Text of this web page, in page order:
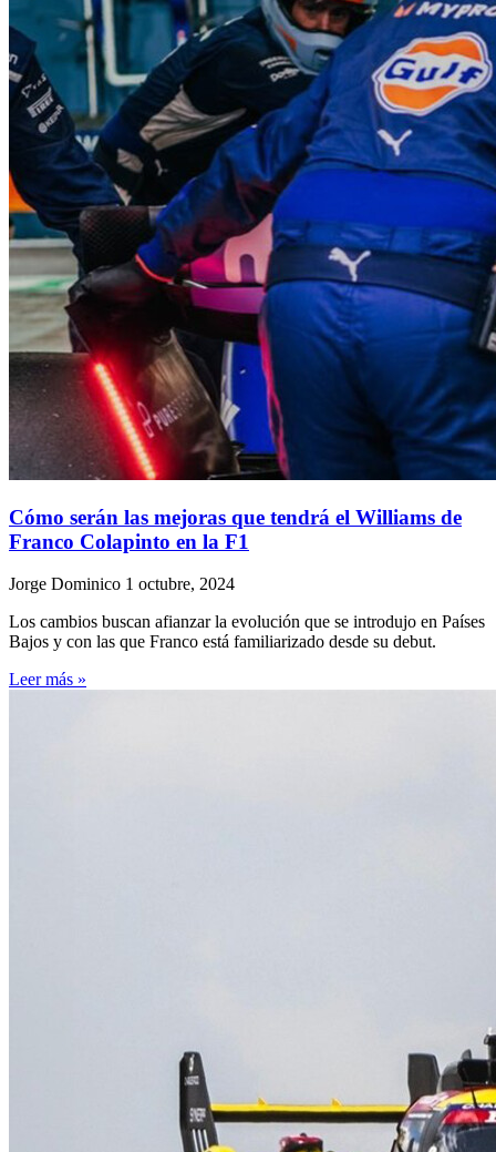
Cómo serán las mejoras que tendrá el Williams de
Franco Colapinto en la F1
Jorge Dominico 1 octubre, 2024
Los cambios buscan afianzar la evolución que se introdujo en Países
Bajos y con las que Franco está familiarizado desde su debut.
Leer más »